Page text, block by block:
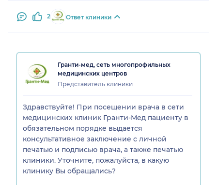
2 Ответ клиники
Гранти-мед, сеть многопрофильных
медицинских центров
Представитель клиники
Здравствуйте! При посещении врача в сети
медицинских клиник Гранти-Мед пациенту в
обязательном порядке выдается
консультативное заключение с личной
печатью и подписью врача, а также печатью
клиники. Уточните, пожалуйста, в какую
клинику Вы обращались?